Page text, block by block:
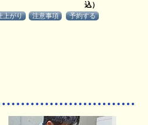
込）
上がり 注意事項 予約する